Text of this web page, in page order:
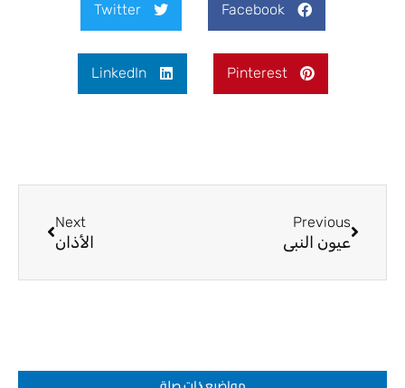
Facebook
Twitter
Pinterest
LinkedIn
Previous
عيون النبي
Next
الأذان